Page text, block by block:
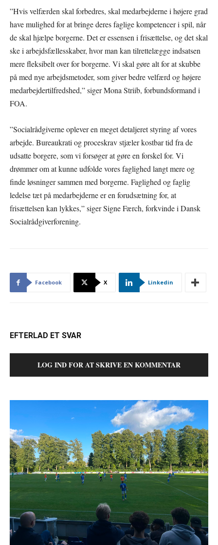
”Hvis velfærden skal forbedres, skal medarbejderne i højere grad
have mulighed for at bringe deres faglige kompetencer i spil, når
de skal hjælpe borgerne. Det er essensen i frisættelse, og det skal
ske i arbejdsfællesskaber, hvor man kan tilrettelægge indsatsen
mere fleksibelt over for borgerne. Vi skal gøre alt for at skubbe
på med nye arbejdsmetoder, som giver bedre velfærd og højere
medarbejdertilfredshed,” siger Mona Striib, forbundsformand i
FOA.
”Socialrådgiverne oplever en meget detaljeret styring af vores
arbejde. Bureaukrati og proceskrav stjæler kostbar tid fra de
udsatte borgere, som vi forsøger at gøre en forskel for. Vi
drømmer om at kunne udfolde vores faglighed langt mere og
finde løsninger sammen med borgerne. Faglighed og faglig
ledelse tæt på medarbejderne er en forudsætning for, at
frisættelsen kan lykkes,” siger Signe Færch, forkvinde i Dansk
Socialrådgiverforening.
Facebook X Linkedin
EFTERLAD ET SVAR
LOG IND FOR AT SKRIVE EN KOMMENTAR